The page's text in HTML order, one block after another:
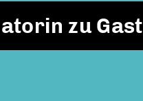
zu Gast